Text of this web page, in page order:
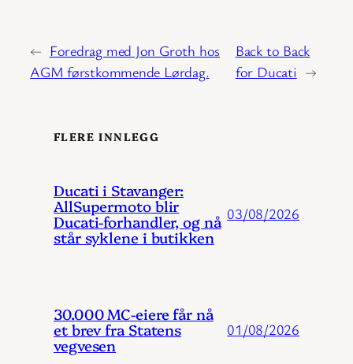
← Foredrag med Jon Groth hos
AGM førstkommende Lørdag.
Back to Back
for Ducati →
FLERE INNLEGG
Ducati i Stavanger:
AllSupermoto blir
Ducati-forhandler, og nå
står syklene i butikken
03/08/2026
30.000 MC-eiere får nå
et brev fra Statens
vegvesen
01/08/2026